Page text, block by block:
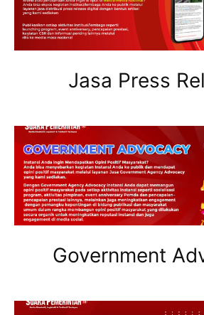
Jasa Press
Government